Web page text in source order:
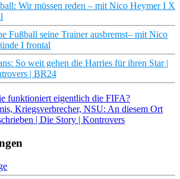
Wir müssen reden – mit Nico Heymer I X
Fußball seine Trainer ausbremst– mit Nico
I frontal
So weit gehen die Harries für ihren Star |
| BR24
funktioniert eigentlich die FIFA?
Kriegsverbrecher, NSU: An diesem Ort
| Die Story | Kontrovers